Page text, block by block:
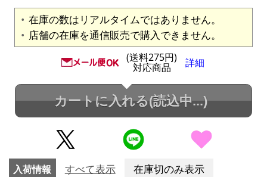
在庫の数はリアルタイムではありません。
店舗の在庫を通信販売で購入できません。
(送料275円)
対応商品 詳細
カートに入れる(読込中...)
入荷情報 すべて表示 在庫切のみ表示